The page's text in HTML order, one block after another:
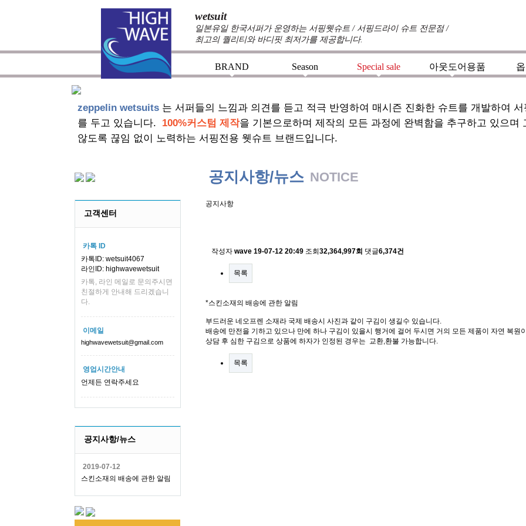
wetsuit
일본유일 한국서퍼가 운영하는 서핑웻슈트 / 서핑드라이 슈트 전문점 /
최고의 퀄리티와 바디핏 최저가를 제공합니다.
BRAND
Season
Special sale
아웃도어용품
zeppelin wetsuits 는 서퍼들의 느낌과 의견를 듣고 적극 반영하여 매시즌 진화한 슈트를 개발하여
를 두고 있습니다. 100%커스텀 제작을 기본으로하며 제작의 모든 과정에 완벽함을 추구하고 있으며
않도록 끊임 없이 노력하는 서핑전용 웻슈트 브랜드입니다.
고객센터
카톡 ID
카톡ID: wetsuit4067
라인ID: highwavewetsuit
카톡, 라인 메일로 문의주시면
친절하게 안내해 드리겠습니
다.
이메일
highwavewetsuit@gmail.com
영업시간안내
언제든 연락주세요
공지사항/뉴스
2019-07-12
스킨소재의 배송에 관한 알림
공지사항/뉴스 NOTICE
공지사항
작성자 wave 19-07-12 20:49 조회 32,364,997회 댓글6,374건
목록
*스킨소재의 배송에 관한 알림
부드러운 네오프렌 소재라 국제 배송시 사진과 같이 구김이 생길수 있습니다.
배송에 만전을 기하고 있으나 만에 하나 구김이 있을시 행거에 걸어 두시면 거의 모든 제품이 자연 복원
상담 후 심한 구김으로 상품에 하자가 인정된 경우는 교환,환불 가능합니다.
목록